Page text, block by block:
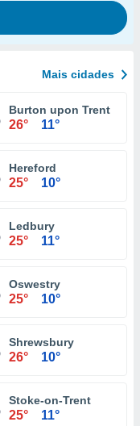
Mais cidades
Burton upon Trent
26° 11°
Hereford
25° 10°
Ledbury
25° 11°
Oswestry
25° 10°
Shrewsbury
26° 10°
Stoke-on-Trent
25° 11°